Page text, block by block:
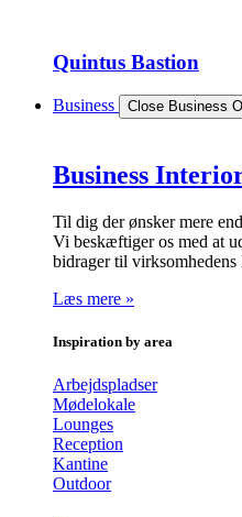
Quintus Bastion
Business Close Business
Business
Til dig der ønsker mere
Vi beskæftiger os med at
bidrager til
Læs mere »
Inspiration by area
Arbejdspladser
Mødelokale
Lounges
Reception
Kantine
Outdoor